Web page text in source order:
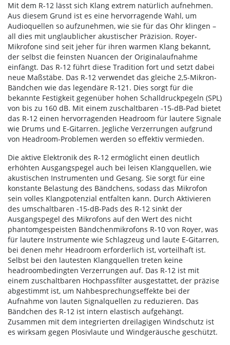
Mit dem R-12 lässt sich Klang extrem natürlich aufnehmen.
Aus diesem Grund ist es eine hervorragende Wahl, um
Audioquellen so aufzunehmen, wie sie für das Ohr klingen –
all dies mit unglaublicher akustischer Präzision. Royer-
Mikrofone sind seit jeher für ihren warmen Klang bekannt,
der selbst die feinsten Nuancen der Originalaufnahme
einfängt. Das R-12 führt diese Tradition fort und setzt dabei
neue Maßstäbe. Das R-12 verwendet das gleiche 2,5-Mikron-
Bändchen wie das legendäre R-121. Dies sorgt für die
bekannte Festigkeit gegenüber hohen Schalldruckpegeln (SPL)
von bis zu 160 dB. Mit einem zuschaltbaren -15-dB-Pad bietet
das R-12 einen hervorragenden Headroom für lautere Signale
wie Drums und E-Gitarren. Jegliche Verzerrungen aufgrund
von Headroom-Problemen werden so effektiv vermieden.
Die aktive Elektronik des R-12 ermöglicht einen deutlich
erhöhten Ausgangspegel auch bei leisen Klangquellen, wie
akustischen Instrumenten und Gesang. Sie sorgt für eine
konstante Belastung des Bändchens, sodass das Mikrofon
sein volles Klangpotenzial entfalten kann. Durch Aktivieren
des umschaltbaren -15-dB-Pads des R-12 sinkt der
Ausgangspegel des Mikrofons auf den Wert des nicht
phantomgespeisten Bändchenmikrofons R-10 von Royer, was
für lautere Instrumente wie Schlagzeug und laute E-Gitarren,
bei denen mehr Headroom erforderlich ist, vorteilhaft ist.
Selbst bei den lautesten Klangquellen treten keine
headroombedingten Verzerrungen auf. Das R-12 ist mit
einem zuschaltbaren Hochpassfilter ausgestattet, der präzise
abgestimmt ist, um Nahbesprechungseffekte bei der
Aufnahme von lauten Signalquellen zu reduzieren. Das
Bändchen des R-12 ist intern elastisch aufgehängt.
Zusammen mit dem integrierten dreilagigen Windschutz ist
es wirksam gegen Plosivlaute und Windgeräusche geschützt.